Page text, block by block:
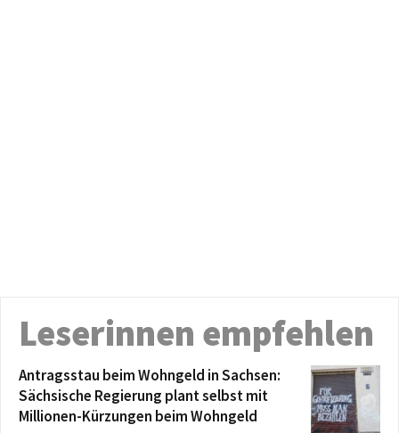
Leserinnen empfehlen
Antragsstau beim Wohngeld in Sachsen:
Sächsische Regierung plant selbst mit
Millionen-Kürzungen beim Wohngeld